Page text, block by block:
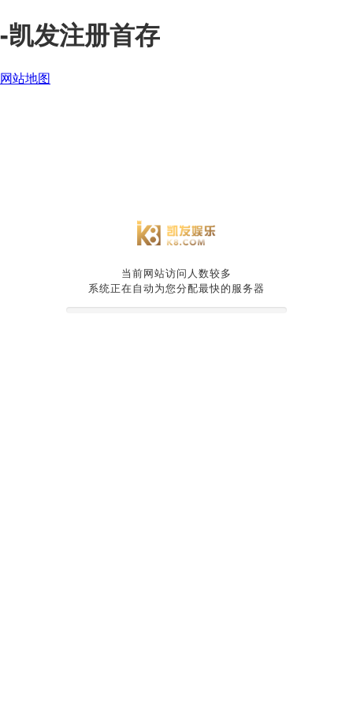
-凯发注册首存
当前网站访问人数较多
系统正在自动为您分配最快的服务器
网站地图